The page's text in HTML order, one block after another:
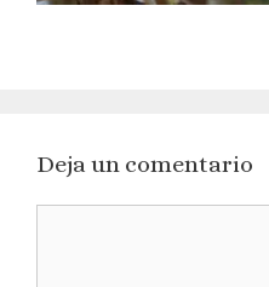
Deja un comentario